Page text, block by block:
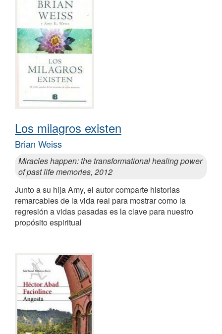
Los milagros existen
Brian Weiss
Miracles happen: the transformational healing power
of past life memories, 2012
Junto a su hija Amy, el autor comparte historias
remarcables de la vida real para mostrar como la
regresión a vidas pasadas es la clave para nuestro
propósito espiritual